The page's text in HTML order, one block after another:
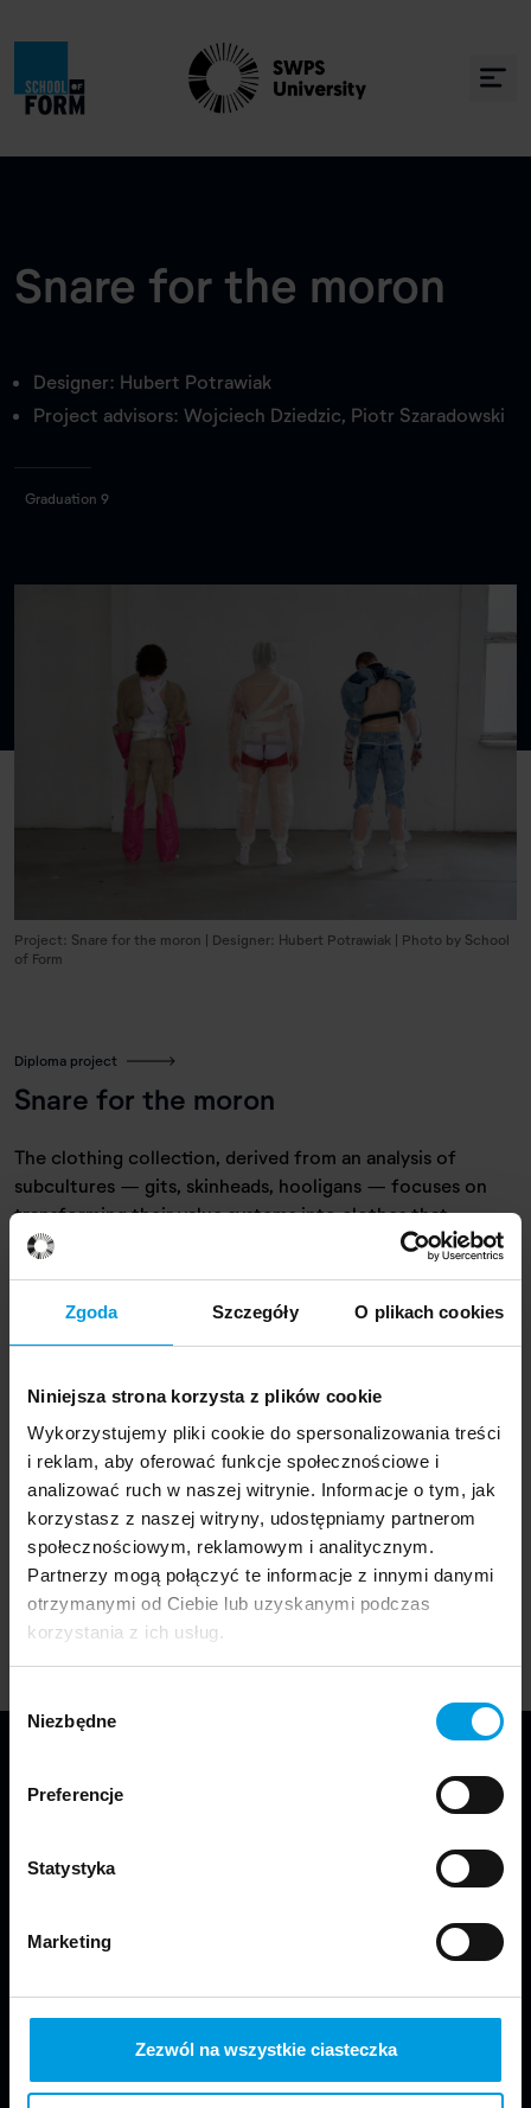
Zgoda Szczegóły O plikach cookies
Niniejsza strona korzysta z plików cookie
Wykorzystujemy pliki cookie do spersonalizowania treści
i reklam, aby oferować funkcje społecznościowe i
analizować ruch w naszej witrynie. Informacje o tym, jak
korzystasz z naszej witryny, udostępniamy partnerom
społecznościowym, reklamowym i analitycznym.
Partnerzy mogą połączyć te informacje z innymi danymi
otrzymanymi od Ciebie lub uzyskanymi podczas
korzystania z ich usług.
zgody
Niezbędne
Preferencje
Statystyka
Marketing
Zezwól na wszystkie ciasteczka
Snare for the moron
Designer: Hubert Potrawiak
Project advisors: Wojciech Dziedzic, Piotr Szaradowski
Graduation 9
Project: Snare for the moron | Designer: Hubert Potrawiak | Photo by School
of Form
Diploma project
Snare for the moron
The clothing collection, derived from an analysis of
subcultures — gits, skinheads, hooligans — focuses on
transforming their value systems into clothes that
prevent aggression. It is a critical commentary on the
Hubert Potrawiak
Designer
Bio
Year of graduation: 2023
at SWPS University.